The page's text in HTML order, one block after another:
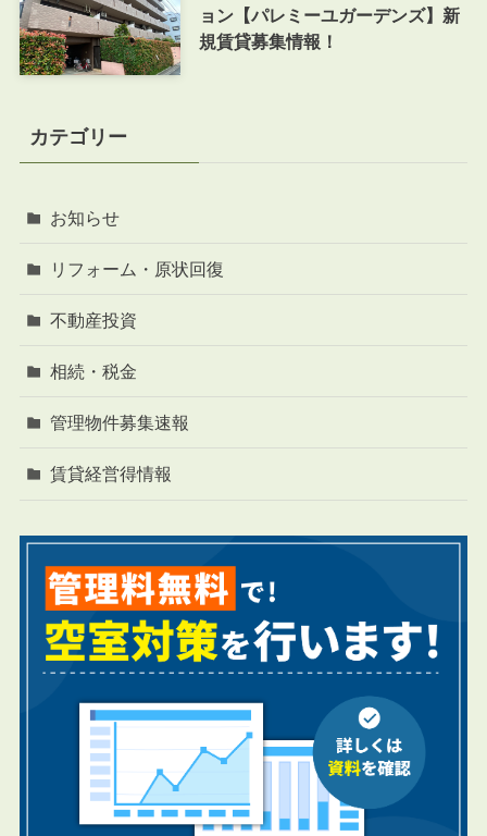
ョン【パレミーユガーデンズ】新
規賃貸募集情報！
カテゴリー
お知らせ
リフォーム・原状回復
不動産投資
相続・税金
管理物件募集速報
賃貸経営得情報